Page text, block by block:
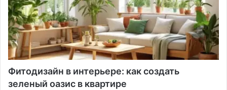
Фитодизайн в интерьере: как создать
зеленый оазис в квартире